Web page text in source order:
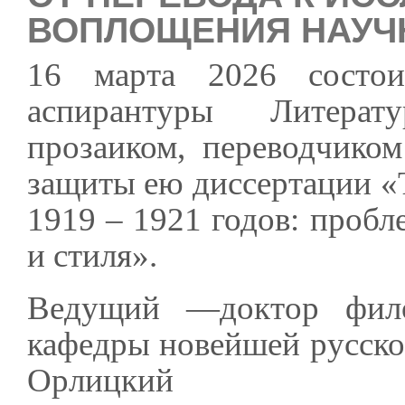
ВОПЛОЩЕНИЯ
16 марта 2026
аспирантуры
прозаиком,
защиты ею диссертации
1919 – 1921 годов:
и стиля».
Ведущий —доктор
кафедры новейшей
Орлицкий